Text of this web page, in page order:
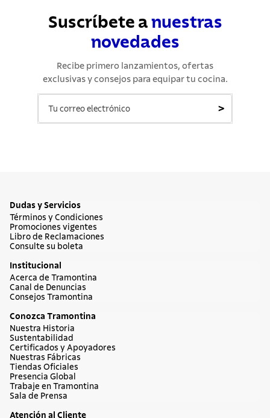
Suscríbete a nuestras
novedades
Recibe primero lanzamientos, ofertas
exclusivas y consejos para equipar tu cocina.
>
Dudas y Servicios
Términos y Condiciones
Promociones vigentes
Libro de Reclamaciones
Consulte su boleta
Institucional
Acerca de Tramontina
Canal de Denuncias
Consejos Tramontina
Conozca Tramontina
Nuestra Historia
Sustentabilidad
Certificados y Apoyadores
Nuestras Fábricas
Tiendas Oficiales
Presencia Global
Trabaje en Tramontina
Sala de Prensa
Atención al Cliente